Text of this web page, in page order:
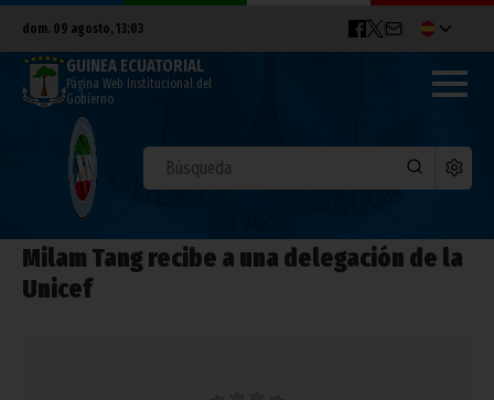
dom. 09 agosto, 13:03
GUINEA ECUATORIAL
Página Web Institucional del
Gobierno
Milam Tang recibe a una delegación de la
Unicef